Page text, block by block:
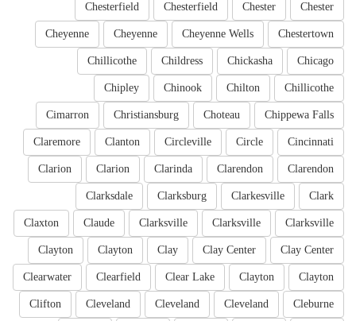
Chester
Chester
Chesterfield
Chesterfield
Chestertown
Cheyenne Wells
Cheyenne
Cheyenne
Chicago
Chickasha
Childress
Chillicothe
Chillicothe
Chilton
Chinook
Chipley
Chippewa Falls
Choteau
Christiansburg
Cimarron
Cincinnati
Circle
Circleville
Clanton
Claremore
Clarendon
Clarendon
Clarinda
Clarion
Clarion
Clark
Clarkesville
Clarksburg
Clarksdale
Clarksville
Clarksville
Clarksville
Claude
Claxton
Clay Center
Clay Center
Clay
Clayton
Clayton
Clayton
Clayton
Clear Lake
Clearfield
Clearwater
Cleburne
Cleveland
Cleveland
Cleveland
Clifton